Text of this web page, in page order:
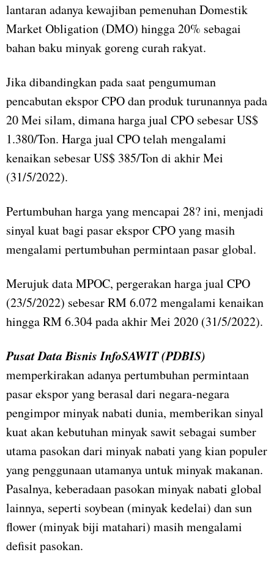
lantaran adanya kewajiban pemenuhan Domestik
Market Obligation (DMO) hingga 20% sebagai
bahan baku minyak goreng curah rakyat.
Jika dibandingkan pada saat pengumuman
pencabutan ekspor CPO dan produk turunannya pada
20 Mei silam, dimana harga jual CPO sebesar US$
1.380/Ton. Harga jual CPO telah mengalami
kenaikan sebesar US$ 385/Ton di akhir Mei
(31/5/2022).
Pertumbuhan harga yang mencapai 28? ini, menjadi
sinyal kuat bagi pasar ekspor CPO yang masih
mengalami pertumbuhan permintaan pasar global.
Merujuk data MPOC, pergerakan harga jual CPO
(23/5/2022) sebesar RM 6.072 mengalami kenaikan
hingga RM 6.304 pada akhir Mei 2020 (31/5/2022).
Pusat Data Bisnis InfoSAWIT (PDBIS)
memperkirakan adanya pertumbuhan permintaan
pasar ekspor yang berasal dari negara-negara
pengimpor minyak nabati dunia, memberikan sinyal
kuat akan kebutuhan minyak sawit sebagai sumber
utama pasokan dari minyak nabati yang kian populer
yang penggunaan utamanya untuk minyak makanan.
Pasalnya, keberadaan pasokan minyak nabati global
lainnya, seperti soybean (minyak kedelai) dan sun
flower (minyak biji matahari) masih mengalami
defisit pasokan.